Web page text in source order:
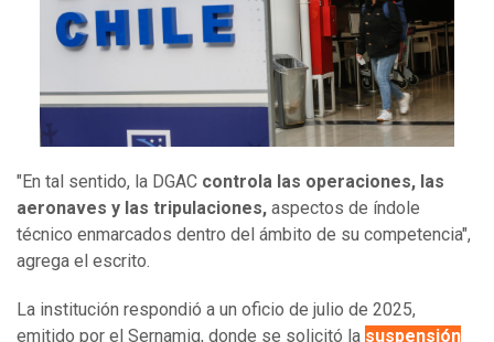
"En tal sentido, la DGAC controla las operaciones, las
aeronaves y las tripulaciones, aspectos de índole
técnico enmarcados dentro del ámbito de su competencia",
agrega el escrito.
La institución respondió a un oficio de julio de 2025,
emitido por el Sernamig, donde se solicitó la suspensión